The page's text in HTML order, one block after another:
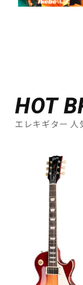
HOT
エレキギター 人